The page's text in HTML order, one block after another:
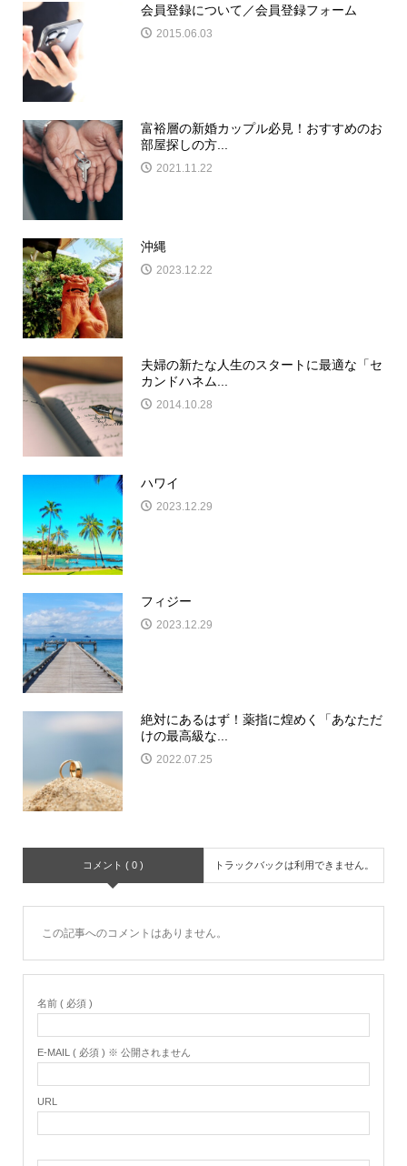
会員登録について／会員登録フォーム
2015.06.03
富裕層の新婚カップル必見！おすすめのお
部屋探しの方...
2021.11.22
沖縄
2023.12.22
夫婦の新たな人生のスタートに最適な「セ
カンドハネム...
2014.10.28
ハワイ
2023.12.29
フィジー
2023.12.29
絶対にあるはず！薬指に煌めく「あなただ
けの最高級な...
2022.07.25
コメント ( 0 ) トラックバックは利用できません。
この記事へのコメントはありません。
名前 ( 必須 )
E-MAIL ( 必須 ) ※ 公開されません
URL